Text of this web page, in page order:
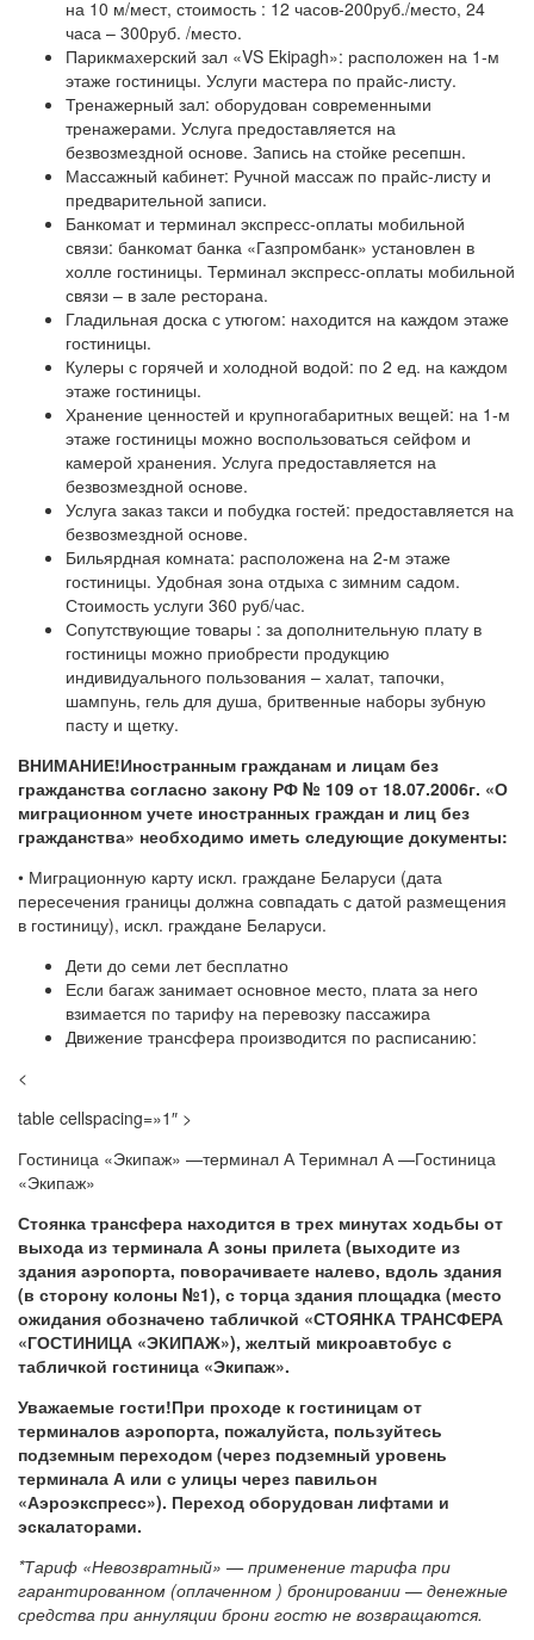
на 10 м/мест, стоимость : 12 часов-200руб./место, 24
часа – 300руб. /место.
Парикмахерский зал «VS Ekipagh»: расположен на 1-м
этаже гостиницы. Услуги мастера по прайс-листу.
Тренажерный зал: оборудован современными
тренажерами. Услуга предоставляется на
безвозмездной основе. Запись на стойке ресепшн.
Массажный кабинет: Ручной массаж по прайс-листу и
предварительной записи.
Банкомат и терминал экспресс-оплаты мобильной
связи: банкомат банка «Газпромбанк» установлен в
холле гостиницы. Терминал экспресс-оплаты мобильной
связи – в зале ресторана.
Гладильная доска с утюгом: находится на каждом этаже
гостиницы.
Кулеры с горячей и холодной водой: по 2 ед. на каждом
этаже гостиницы.
Хранение ценностей и крупногабаритных вещей: на 1-м
этаже гостиницы можно воспользоваться сейфом и
камерой хранения. Услуга предоставляется на
безвозмездной основе.
Услуга заказ такси и побудка гостей: предоставляется на
безвозмездной основе.
Бильярдная комната: расположена на 2-м этаже
гостиницы. Удобная зона отдыха с зимним садом.
Стоимость услуги 360 руб/час.
Сопутствующие товары : за дополнительную плату в
гостиницы можно приобрести продукцию
индивидуального пользования – халат, тапочки,
шампунь, гель для душа, бритвенные наборы зубную
пасту и щетку.
ВНИМАНИЕ!Иностранным гражданам и лицам без
гражданства согласно закону РФ № 109 от 18.07.2006г. «О
миграционном учете иностранных граждан и лиц без
гражданства» необходимо иметь следующие документы:
• Миграционную карту искл. граждане Беларуси (дата
пересечения границы должна совпадать с датой размещения
в гостиницу), искл. граждане Беларуси.
Дети до семи лет бесплатно
Если багаж занимает основное место, плата за него
взимается по тарифу на перевозку пассажира
Движение трансфера производится по расписанию:
<
table cellspacing=»1″ >
Гостиница «Экипаж» —терминал А Теримнал А —Гостиница
«Экипаж»
Стоянка трансфера находится в трех минутах ходьбы от
выхода из терминала А зоны прилета (выходите из
здания аэропорта, поворачиваете налево, вдоль здания
(в сторону колоны №1), с торца здания площадка (место
ожидания обозначено табличкой «СТОЯНКА ТРАНСФЕРА
«ГОСТИНИЦА «ЭКИПАЖ»), желтый микроавтобус с
табличкой гостиница «Экипаж».
Уважаемые гости!При проходе к гостиницам от
терминалов аэропорта, пожалуйста, пользуйтесь
подземным переходом (через подземный уровень
терминала А или с улицы через павильон
«Аэроэкспресс»). Переход оборудован лифтами и
эскалаторами.
*Тариф «Невозвратный» — применение тарифа при
гарантированном (оплаченном ) бронировании — денежные
средства при аннуляции брони гостю не возвращаются.